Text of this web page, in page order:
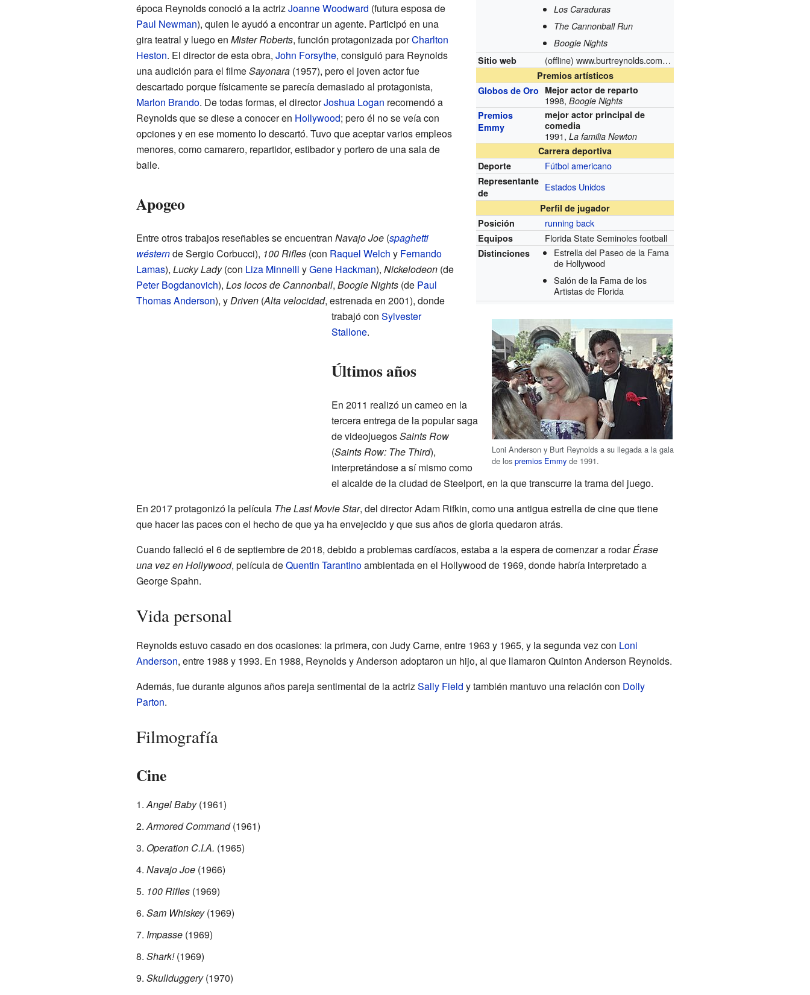
Los Caraduras
The Cannonball Run
Boogie Nights
Sitio web
(offline) www.burtreynolds.com (offline)
Premios artísticos
Globos de Oro Mejor actor de reparto
1998,Boogie Nights
Premios
Emmy
mejor actor principal de
comedia
1991,La familia Newton
Carrera deportiva
Deporte
Fútbol americano
Representante
de
Estados Unidos
Perfil de jugador
Posición
running back
Equipos Florida State Seminoles football
Distinciones
Estrella del Paseo de la Fama
de Hollywood
Salón de la Fama de los
Artistas de Florida
Loni Anderson y Burt Reynolds a su llegada a la gala
de lospremios Emmy de 1991.
época Reynolds conoció a la actrizJoanne Woodward (futura esposa de
Paul Newman), quien le ayudó a encontrar un agente. Participó en una
gira teatral y luego en Mister Roberts, función protagonizada porCharlton
Heston. El director de esta obra, John Forsythe, consiguió para Reynolds
una audición para el filmeSayonara(1957), pero el joven actor fue
descartado porque físicamente se parecía demasiado al protagonista,
Marlon Brando. De todas formas, el directorJoshua Logan recomendó a
Reynolds que se diese a conocer en Hollywood; pero él no se veía con
opciones y en ese momento lo descartó. Tuvo que aceptar varios empleos
menores, como camarero, repartidor, estibador y portero de una sala de
baile.
Apogeo
Entre otros trabajos reseñables se encuentran Navajo Joe(spaghetti
wésternde Sergio Corbucci), 100 Rifles(con Raquel Welch y Fernando
Lamas), Lucky Lady(con Liza Minnelli yGene Hackman), Nickelodeon(de
Peter Bogdanovich), Los locos de Cannonball, Boogie Nights(de Paul
Thomas Anderson), yDriven(Alta velocidad, estrenada en 2001), donde
trabajó con Sylvester
Stallone.
Últimos años
En 2011 realizó un cameo en la
tercera entrega de la popular saga
de videojuegosSaints Row
(Saints Row: The Third),
interpretándose a sí mismo como
el alcalde de la ciudad de Steelport, en la que transcurre la trama del juego.
En 2017 protagonizó la película The Last Movie Star, del director Adam Rifkin, como una antigua estrella de cine que tiene
que hacer las paces con el hecho de que ya ha envejecido y que sus años de gloria quedaron atrás.
Cuando falleció el 6 de septiembre de 2018, debido a problemas cardíacos, estaba a la espera de comenzar a rodarÉrase
una vez en Hollywood, película deQuentin Tarantinoambientada en el Hollywood de 1969, donde habría interpretado a
George Spahn.
Vida personal
Reynolds estuvo casado en dos ocasiones: la primera, con Judy Carne, entre 1963 y 1965, y la segunda vez con Loni
Anderson, entre 1988 y 1993. En 1988, Reynolds y Anderson adoptaron un hijo, al que llamaron Quinton Anderson Reynolds.
Además, fue durante algunos años pareja sentimental de la actrizSally Field y también mantuvo una relación con Dolly
Parton.
Filmografía
Cine
Angel Baby(1961)
Armored Command(1961)
Operation C.I.A. (1965)
Navajo Joe(1966)
100 Rifles(1969)
Sam Whiskey(1969)
Impasse(1969)
Shark!(1969)
Skullduggery(1970)